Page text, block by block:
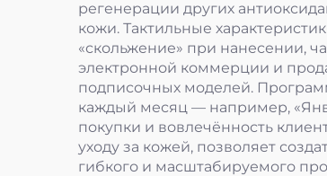
регенерации других
кожи. Тактильные
«скольжение» при нанесении,
электронной коммерции и
подписочных моделей.
каждый месяц — например,
покупки и вовлечённость
уходу за кожей, позволяет
гибкого и масштабируемого